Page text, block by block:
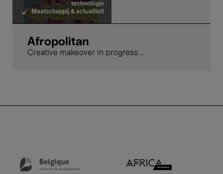
technologie
Maatschappij & actualiteit
Afropolitan
Creative makeover in progress...